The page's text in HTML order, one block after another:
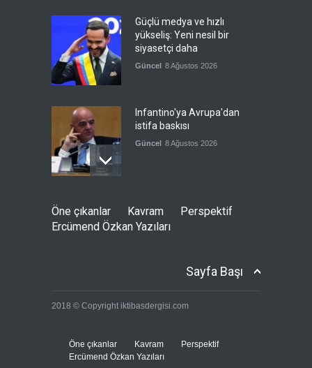
Güçlü medya ve hızlı
yükseliş: Yeni nesil bir
siyasetçi daha
Güncel 8 Ağustos 2026
Infantino'ya Avrupa'dan
istifa baskısı
Güncel 8 Ağustos 2026
Kolombiya, solcu Petro'nun
yerine aşırı sağcı Espriella'yı
getirdi
Mekke Anlaşmasını övdü
Öne çıkanlar Kavram
Perspektif
Ercümend Özkan Yazıları
Sayfa Başı
2018 © Copyright iktibasdergisi.com
Öne çıkanlar Kavram
Perspektif
Ercümend Özkan Yazıları